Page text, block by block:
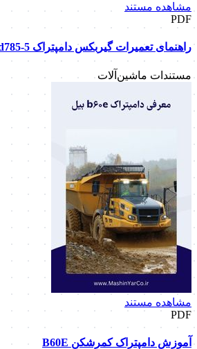
مشاهده مستند
PDF
راهنمای تعمیرات گیربکس دامپتراک hd785-5 کوماتسو
مستندات ماشین‌آلات
مشاهده مستند
PDF
آموزش دامپتراک کمرشکن B60E